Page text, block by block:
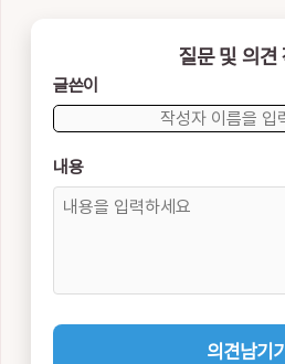
질문 및 의견
글쓴이
내용
의견남기